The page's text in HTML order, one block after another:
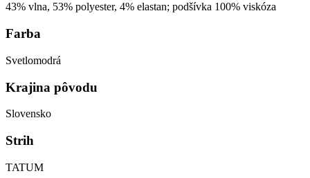
43% vlna, 53% polyester, 4% elastan; podšívka 100% viskóza
Farba
Svetlomodrá
Krajina pôvodu
Slovensko
Strih
TATUM